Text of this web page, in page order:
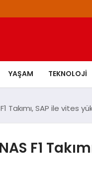
YAŞAM TEKNOLOJI
Takımı, SAP ile vites
F1